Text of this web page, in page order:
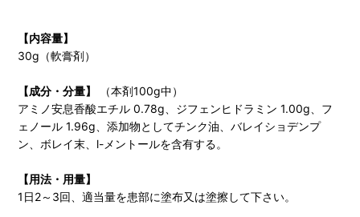
【内容量】
30g（軟膏剤）
【成分・分量】
（本剤100g中）
アミノ安息香酸エチル 0.78g、ジフェンヒドラミン 1.00g、フ
ェノール 1.96g、添加物としてチンク油、バレイショデンプ
ン、ボレイ末、l-メントールを含有する。
【用法・用量】
1日2～3回、適当量を患部に塗布又は塗擦して下さい。